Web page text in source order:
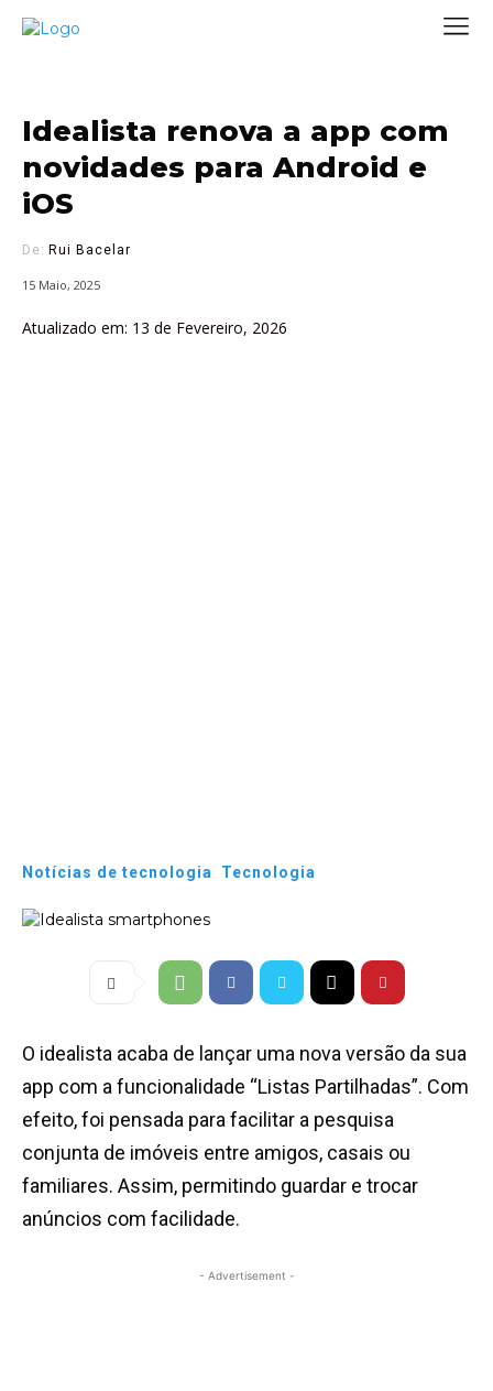
Idealista renova a app com
novidades para Android e
iOS
De: Rui Bacelar
15 Maio, 2025
Atualizado em: 13 de Fevereiro, 2026
Notícias de tecnologia Tecnologia
O idealista acaba de lançar uma nova versão da sua
app com a funcionalidade “Listas Partilhadas”. Com
efeito, foi pensada para facilitar a pesquisa
conjunta de imóveis entre amigos, casais ou
familiares. Assim, permitindo guardar e trocar
anúncios com facilidade.
- Advertisement -